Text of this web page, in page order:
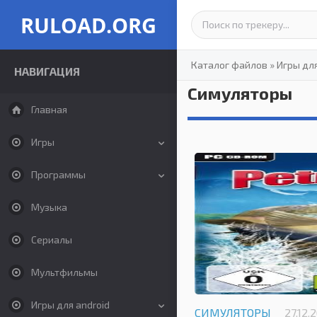
RULOAD.ORG
НАВИГАЦИЯ
Главная
Игры
Программы
Музыка
Сериалы
Мультфильмы
Игры для android
Каталог файлов »Игры
Симуляторы
СИМУЛЯТОРЫ